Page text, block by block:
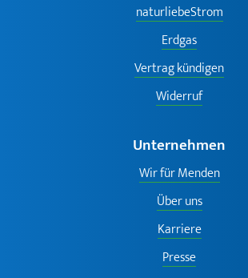
naturliebeStrom
Erdgas
Vertrag kündigen
Widerruf
Unternehmen
Wir für Menden
Über uns
Karriere
Presse